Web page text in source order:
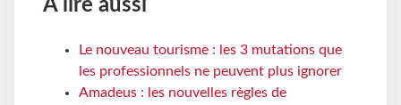
À lire aussi
Le nouveau tourisme : les 3 mutations que
les professionnels ne peuvent plus ignorer
Amadeus : les nouvelles règles de